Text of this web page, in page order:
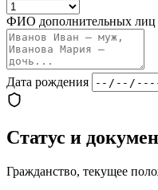
ФИО дополнительных
Дата рождения
Статус и
Гражданство, текущее